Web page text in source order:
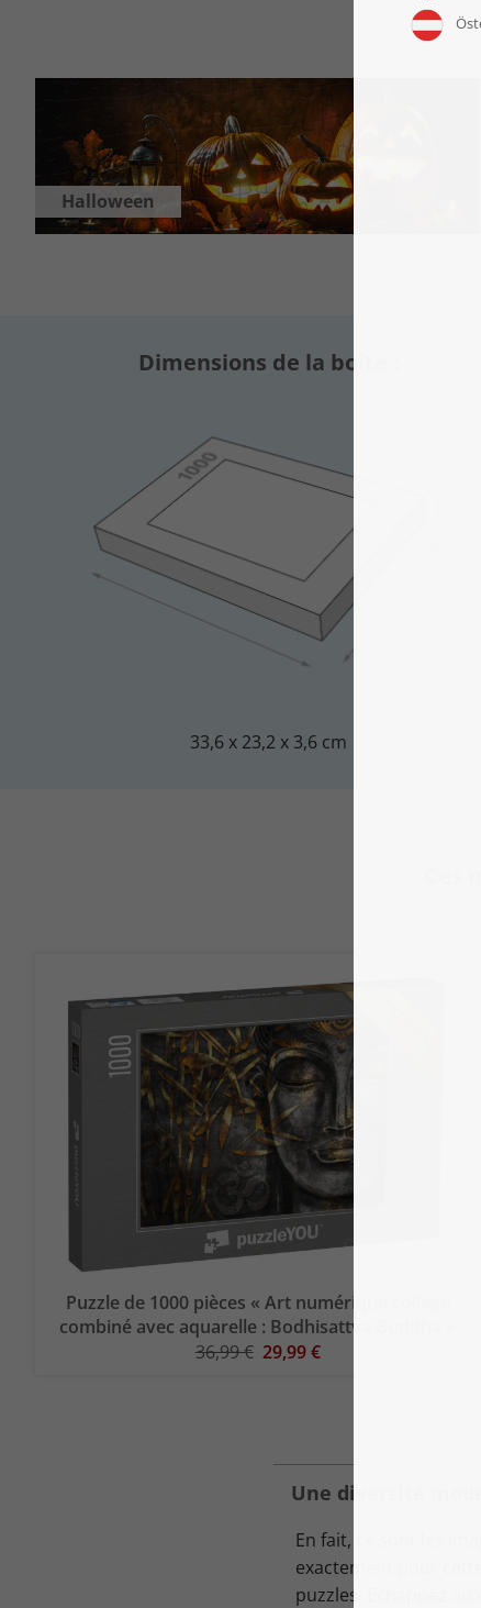
Halloween
Dimensions de la boîte :
33,6 x 23,2 x 3,6 cm
Puzzle de 1000 pièces « Art numérique collage
combiné avec aquarelle : Bodhisattva Buddha »
36,99 € 29,99 €
Une diversité
En fait, ce sont les
exactement pour
puzzles. Echappez